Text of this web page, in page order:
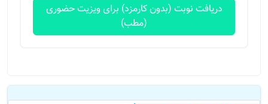
دریافت نوبت (بدون کارمزد) برای ویزیت حضوری
(مطب)